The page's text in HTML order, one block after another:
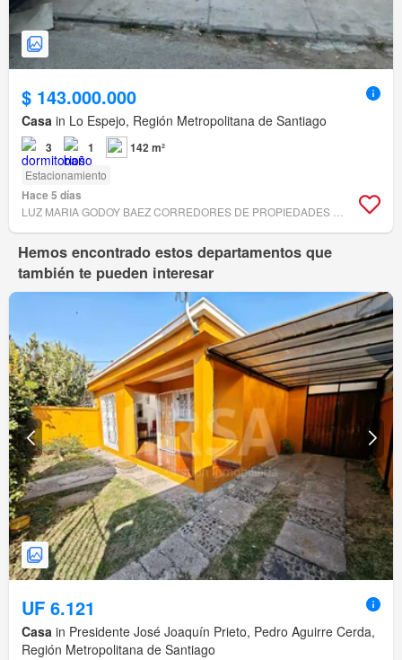
$ 143.000.000
Casa in Lo Espejo, Región Metropolitana de Santiago
3 1 142 m²
Estacionamiento
Hace 5 días
Hemos encontrado estos departamentos que
también te pueden interesar
UF 6.121
Casa in Presidente José Joaquín Prieto, Pedro Aguirre Cerda,
Región Metropolitana de Santiago